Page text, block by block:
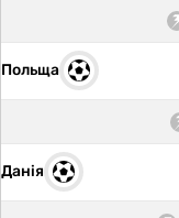
Польща
Данія